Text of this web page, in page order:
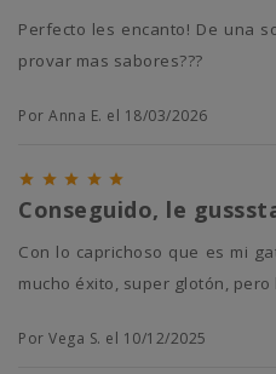
Perfecto les encanto! De una sola sentada el gloton! Vamos a
provar mas sabores???
Por Anna E. el 18/03/2026
    
Conseguido, le
Con lo caprichoso que es mi gato pensaba que no iba a tener
mucho éxito, super glotón,
Por Vega S. el 10/12/2025